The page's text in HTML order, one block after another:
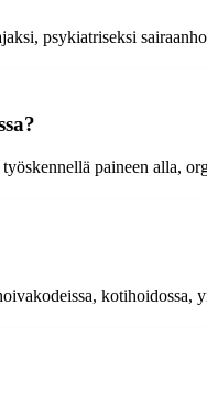
psykiatriseksi
paineen alla,